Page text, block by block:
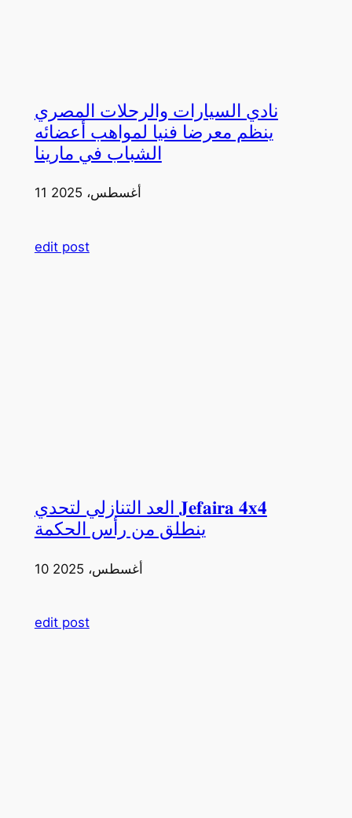
نادي السيارات والرحلات المصري
ينظم معرضا فنيا لمواهب أعضائه
الشباب في مارينا
11 أغسطس، 2025
edit post
العد التنازلي لتحدي 𝐉𝐞𝐟𝐚𝐢𝐫𝐚 𝟒𝐱𝟒
ينطلق من رأس الحكمة
10 أغسطس، 2025
edit post